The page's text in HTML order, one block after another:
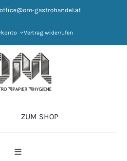
office@om-gastrohandel.at
Vertrag widerrufen
ZUM SHOP
Toggle